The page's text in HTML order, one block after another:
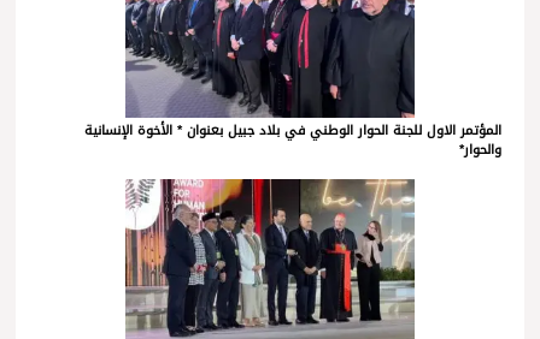
المؤتمر الاول للجنة الحوار الوطني في بلاد جبيل بعنوان * الأخوة الإنسانية
والحوار*